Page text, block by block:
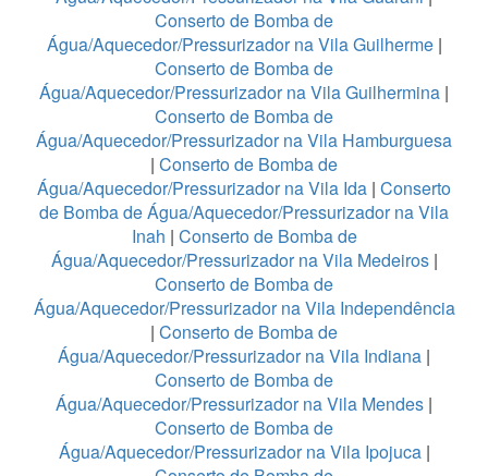
Conserto de Bomba de
Água/Aquecedor/Pressurizador na Vila Guilherme|
Conserto de Bomba de
Água/Aquecedor/Pressurizador na Vila Guilhermina |
Conserto de Bomba de
Água/Aquecedor/Pressurizador na Vila Hamburguesa
| Conserto de Bomba de
Água/Aquecedor/Pressurizador na Vila Ida | Conserto
de Bomba de Água/Aquecedor/Pressurizador na Vila
Inah | Conserto de Bomba de
Água/Aquecedor/Pressurizador na Vila Medeiros|
Conserto de Bomba de
Água/Aquecedor/Pressurizador na Vila Independência
| Conserto de Bomba de
Água/Aquecedor/Pressurizador na Vila Indiana |
Conserto de Bomba de
Água/Aquecedor/Pressurizador na Vila Mendes |
Conserto de Bomba de
Água/Aquecedor/Pressurizador na Vila Ipojuca|